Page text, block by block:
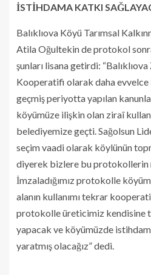
İSTİHDAMA KATKI
Balıklıova Köyü Tarımsal
Atila Oğultekin de protokol
şunları lisana getirdi:
Kooperatifi olarak daha evvelce
geçmiş periyotta yapılan
köyümüze ilişkin olan ziraî
belediyemize geçti. Sağolsun
seçim vaadi olarak köylünün
diyerek bizlere bu protokollerin
İmzaladığımız protokolle
alanın kullanımı tekrar
protokolle üreticimiz kendisine
yapacak ve köyümüzde istihdam
yaratmış olacağız” dedi.